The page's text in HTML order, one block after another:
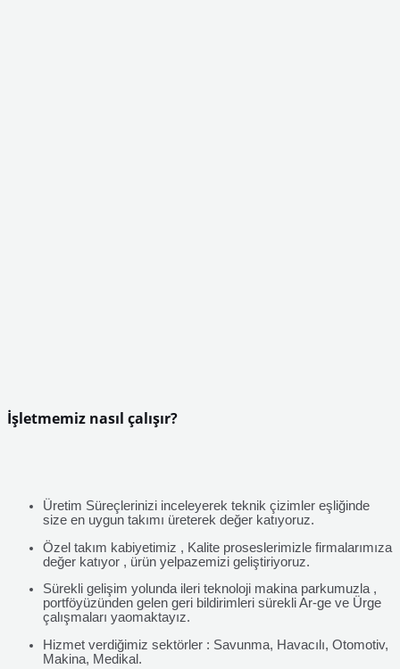
İşletmemiz nasıl çalışır?
Üretim Süreçlerinizi inceleyerek teknik çizimler eşliğinde
size en uygun takımı üreterek değer katıyoruz.
Özel takım kabiyetimiz , Kalite proseslerimizle firmalarımıza
değer katıyor , ürün yelpazemizi geliştiriyoruz.
Sürekli gelişim yolunda ileri teknoloji makina parkumuzla ,
portföyüzünden gelen geri bildirimleri sürekli Ar-ge ve Ürge
çalışmaları yaomaktayız.
Hizmet verdiğimiz sektörler : Savunma, Havacılı, Otomotiv,
Makina, Medikal.